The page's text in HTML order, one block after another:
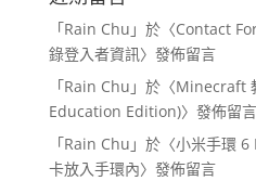
「Rain Chu 」於〈Contact
錄登入者資訊〉發佈留言
「Rain Chu 」於〈Minecraft
Education Edition)〉發佈留言
「Rain Chu 」於〈小米手環 6
卡放入手環內〉發佈留言